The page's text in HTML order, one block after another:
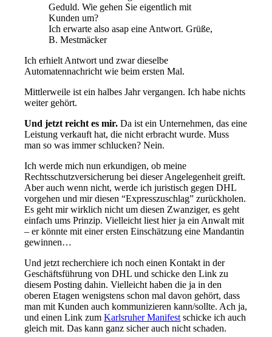
Geduld. Wie gehen Sie eigentlich mit
Kunden um?
Ich erwarte also asap eine Antwort. Grüße,
B. Mestmäcker
Ich erhielt Antwort und zwar dieselbe
Automatennachricht wie beim ersten Mal.
Mittlerweile ist ein halbes Jahr vergangen. Ich habe nichts
weiter gehört.
Und jetzt reicht es mir. Da ist ein Unternehmen, das eine
Leistung verkauft hat, die nicht erbracht wurde. Muss
man so was immer schlucken? Nein.
Ich werde mich nun erkundigen, ob meine
Rechtsschutzversicherung bei dieser Angelegenheit greift.
Aber auch wenn nicht, werde ich juristisch gegen DHL
vorgehen und mir diesen “Expresszuschlag” zurückholen.
Es geht mir wirklich nicht um diesen Zwanziger, es geht
einfach ums Prinzip. Vielleicht liest hier ja ein Anwalt mit
– er könnte mit einer ersten Einschätzung eine Mandantin
gewinnen…
Und jetzt recherchiere ich noch einen Kontakt in der
Geschäftsführung von DHL und schicke den Link zu
diesem Posting dahin. Vielleicht haben die ja in den
oberen Etagen wenigstens schon mal davon gehört, dass
man mit Kunden auch kommunizieren kann/sollte. Ach ja,
und einen Link zumKarlsruher Manifest schicke ich auch
gleich mit. Das kann ganz sicher auch nicht schaden.